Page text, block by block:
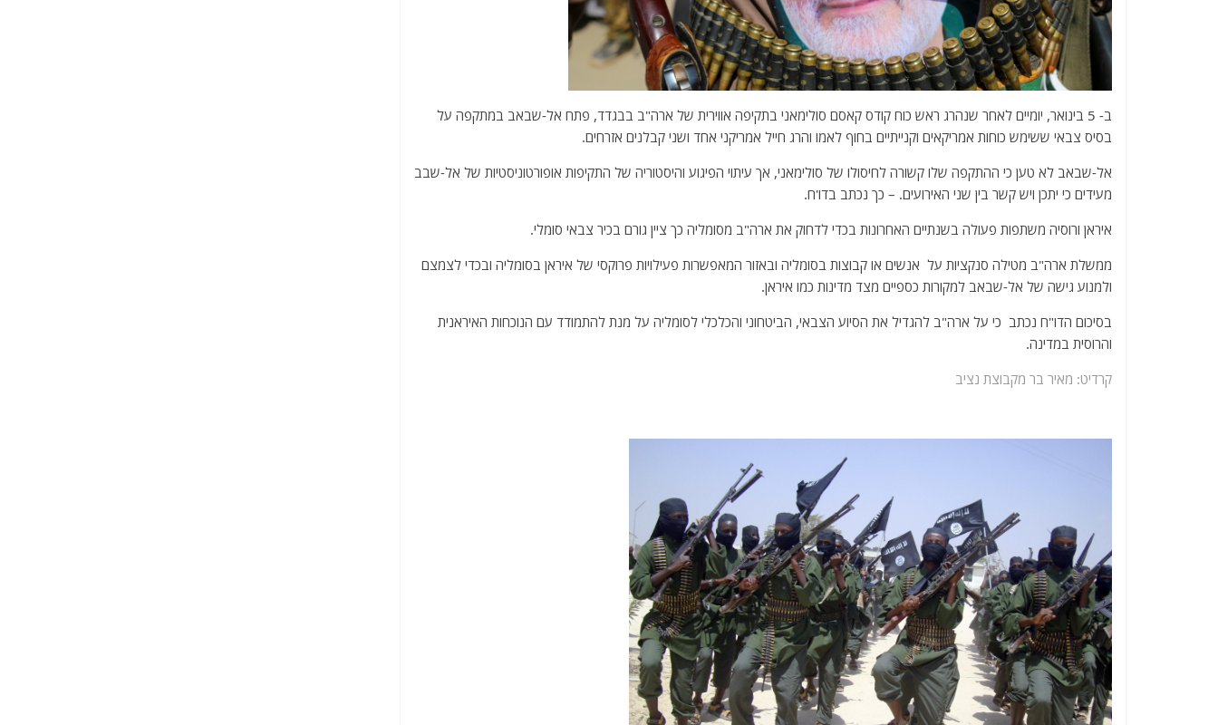
ב- 5 בינואר, יומיים לאחר שנהרג ראש כוח קודס קאסם סולימאני בתקיפה אווירית של ארה"ב בבגדד, פתח אל-שבאב במתקפה על
בסיס צבאי ששימש כוחות אמריקאים וקנייתיים בחוף לאמו והרג חייל אמריקני אחד ושני קבלנים אזרחים.
אל-שבאב לא טען כי ההתקפה שלו קשורה לחיסולו של סולימאני, אך עיתוי הפיגוע והיסטוריה של התקיפות אופורטוניסטיות של אל-שבב
מעידים כי יתכן ויש קשר בין שני האירועים. – כך נכתב בדו'ח.
איראן ורוסיה משתפות פעולה בשנתיים האחרונות בכדי לדחוק את ארה"ב מסומליה כך ציין גורם בכיר צבאי סומלי.
ממשלת ארה"ב מטילה סנקציות על אנשים או קבוצות בסומליה ובאזור המאפשרות פעילויות פרוקסי של איראן בסומליה ובכדי לצמצם
ולמנוע גישה של אל-שבאב למקורות כספיים מצד מדינות כמו איראן.
בסיכום הדו"ח נכתב כי על ארה"ב להגדיל את הסיוע הצבאי, הביטחוני והכלכלי לסומליה על מנת להתמודד עם הנוכחות האיראנית
והרוסית במדינה.
קרדיט: מאיר בר מקבוצת נציב